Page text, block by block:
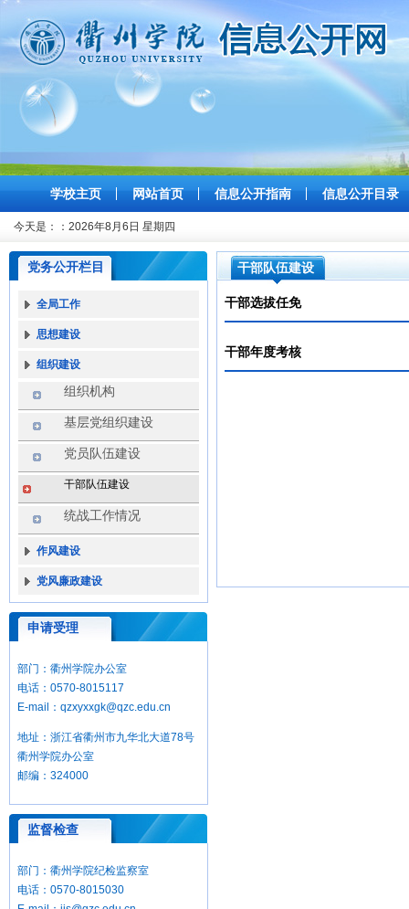
学校主页 网站首页 信息公开指南 信息公开目录
今天是：： 2026年8月6日 星期四
党务公开栏目
全局工作
思想建设
组织建设
组织机构
基层党组织建设
党员队伍建设
干部队伍建设
统战工作情况
作风建设
党风廉政建设
申请受理
部门：衢州学院办公室
电话：0570-8015117
E-mail：qzxyxxgk@qzc.edu.cn
地址：浙江省衢州市九华北大道78号
衢州学院办公室
邮编：324000
监督检查
部门：衢州学院纪检监察室
电话：0570-8015030
干部队伍建设
干部选拔任免
干部年度考核